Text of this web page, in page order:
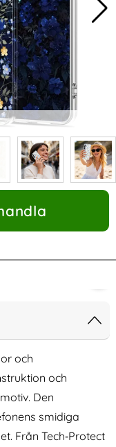
och
och
Den
smidiga
Från Tech‑Protect